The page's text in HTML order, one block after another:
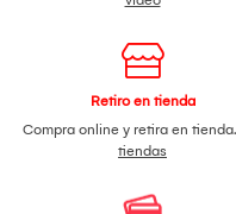
Retiro en tienda
Compra online y retira en tienda.
tiendas